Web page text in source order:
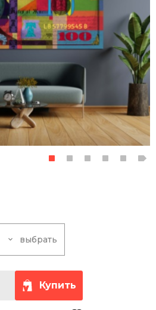
выбрать
280 грн.
335 грн.
385 грн.
Купить